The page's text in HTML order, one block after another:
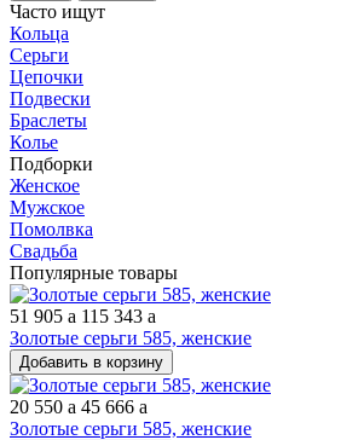
Часто ищут
Кольца
Серьги
Цепочки
Подвески
Браслеты
Колье
Подборки
Женское
Мужское
Помолвка
Свадьба
Популярные товары
51 905 a 115 343 a
Золотые серьги 585, женские
Добавить в корзину
20 550 a 45 666 a
Золотые серьги 585, женские